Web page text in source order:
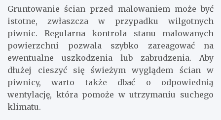
Gruntowanie ścian przed malowaniem może być
istotne, zwłaszcza w przypadku wilgotnych
piwnic. Regularna kontrola stanu malowanych
powierzchni pozwala szybko zareagować na
ewentualne uszkodzenia lub zabrudzenia. Aby
dłużej cieszyć się świeżym wyglądem ścian w
piwnicy, warto także dbać o odpowiednią
wentylację, która pomoże w utrzymaniu suchego
klimatu.